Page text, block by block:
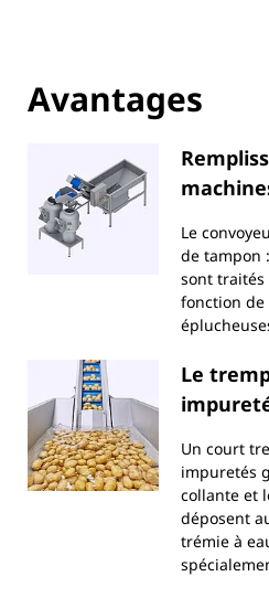
Avantages
Le
de tampon
sont traités
fonction de
Le
Un court
impuretés
collante et
déposent
trémie à